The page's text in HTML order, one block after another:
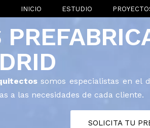
INICIO ESTUDIO
somos especialistas en el
a las necesidades de cada cliente.
SOLICITA TU